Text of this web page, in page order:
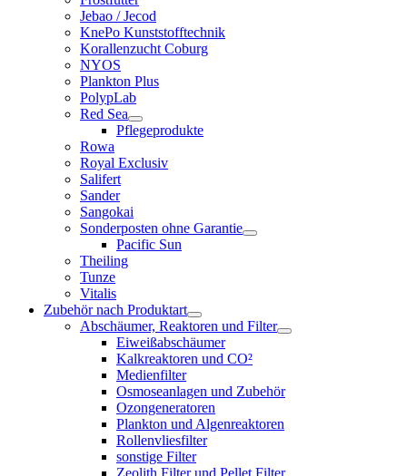
Jebao / Jecod
KnePo Kunststofftechnik
Korallenzucht Coburg
NYOS
Plankton Plus
PolypLab
Red Sea
Pflegeprodukte
Rowa
Royal Exclusiv
Salifert
Sander
Sangokai
Sonderposten ohne Garantie
Pacific Sun
Theiling
Tunze
Vitalis
Zubehör nach Produktart
Abschäumer, Reaktoren und Filter
Eiweißabschäumer
Kalkreaktoren und CO²
Medienfilter
Osmoseanlagen und Zubehör
Ozongeneratoren
Plankton und Algenreaktoren
Rollenvliesfilter
sonstige Filter
Zeolith Filter und Pellet Filter